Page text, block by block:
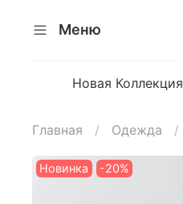
Меню
Новая Коллекция
Главная Одежда
Новинка -20%